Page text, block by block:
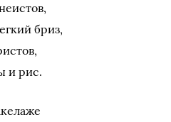
бриз,
и рис.